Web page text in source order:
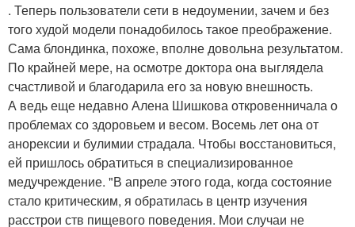
. Теперь пользователи сети в недоумении, зачем и без
того худой модели понадобилось такое преображение.
Сама блондинка, похоже, вполне довольна результатом.
По крайней мере, на осмотре доктора она выглядела
счастливой и благодарила его за новую внешность.
А ведь еще недавно Алена Шишкова откровенничала о
проблемах со здоровьем и весом. Восемь лет она от
анорексии и булимии страдала. Чтобы восстановиться,
ей пришлось обратиться в специализированное
медучреждение. "В апреле этого года, когда состояние
стало критическим, я обратилась в центр изучения
расстрои ств пищевого поведения. Мои случаи не